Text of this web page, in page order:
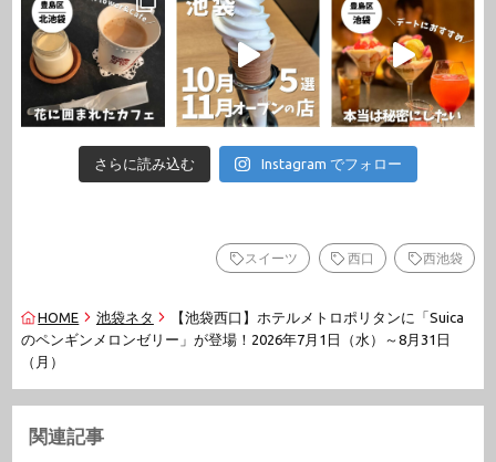
さらに読み込む Instagram でフォロー
スイーツ 西口 西池袋
HOME 池袋ネタ
【池袋西口】ホテルメトロポリタンに「Suica
のペンギンメロンゼリー」が登場！2026年7月1日（水）～8月31日
（月）
関連記事